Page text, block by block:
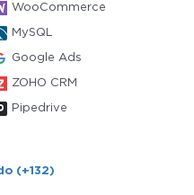
WooCommerce
MySQL
Google Ads
ZOHO CRM
Pipedrive
(+132)